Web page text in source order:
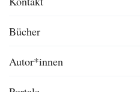
Bücher
Autor*innen